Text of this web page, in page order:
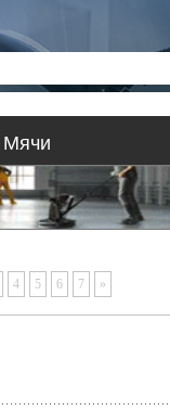
Мячи
4 5 6 7 »